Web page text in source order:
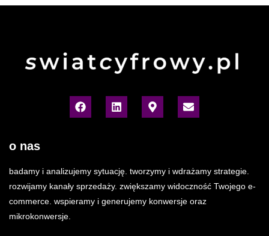
o nas
badamy i analizujemy sytuację. tworzymy i wdrażamy strategie.
rozwijamy kanały sprzedaży. zwiększamy widoczność Twojego e-
commerce. wspieramy i generujemy konwersje oraz
mikrokonwersje.